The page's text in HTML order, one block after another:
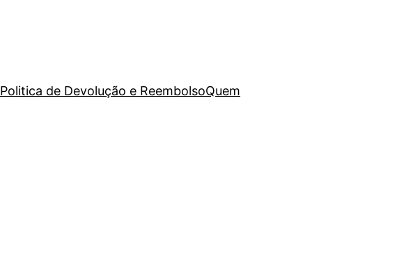
Politica de Devolução e ReembolsoQuem